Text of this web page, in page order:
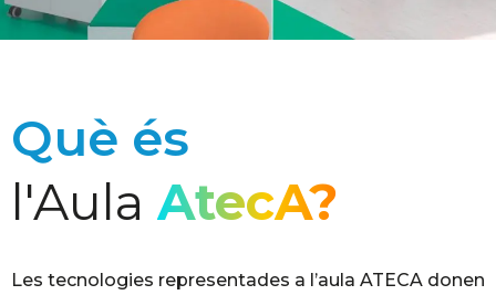
Què és
l'Aula AtecA?
Les tecnologies representades a l’aula ATECA donen